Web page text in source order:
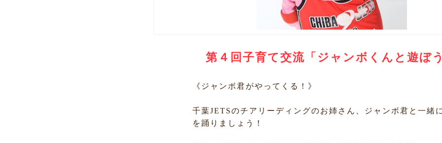
第４回子育て交流「ジャンボくんと遊ぼう
《ジャンボ君がやってくる！》
千葉JETSのチアリーディングのお姉さん、ジャンボ君と一緒
を踊りましょう！